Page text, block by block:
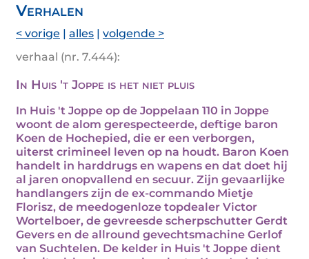
Verhalen
< vorige | alles | volgende >
verhaal (nr. 7.444):
In Huis 't Joppe is het niet pluis
In Huis 't Joppe op de Joppelaan 110 in Joppe
woont de alom gerespecteerde, deftige baron
Koen de Hochepied, die er een verborgen,
uiterst crimineel leven op na houdt. Baron Koen
handelt in harddrugs en wapens en dat doet hij
al jaren onopvallend en secuur. Zijn gevaarlijke
handlangers zijn de ex-commando Mietje
Florisz, de meedogenloze topdealer Victor
Wortelboer, de gevreesde scherpschutter Gerdt
Gevers en de allround gevechtsmachine Gerlof
van Suchtelen. De kelder in Huis 't Joppe dient